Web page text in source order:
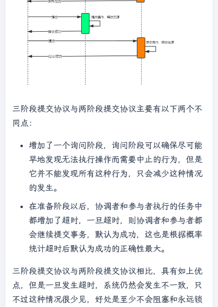
三阶段提交协议与两阶段提交协议主要有以下两个不
同点：
增加了一个询问阶段，询问阶段可以确保尽可能
早地发现无法执行操作而需要中止的行为，但是
它并不能发现所有这种行为，只会减少这种情况
的发生。
在准备阶段以后，协调者和参与者执行的任务中
都增加了超时，一旦超时，则协调者和参与者都
会继续提交事务，默认为成功，这也是根据概率
统计超时后默认为成功的正确性最大。
三阶段提交协议与两阶段提交协议相比，具有如上优
点，但是一旦发生超时，系统仍然会发生不一致，只
不过这种情况很少见，好处是至少不会阻塞和永远锁